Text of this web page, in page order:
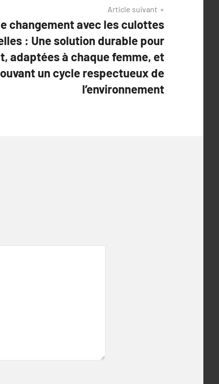
Article suivant
changement avec les culottes
: Une solution durable pour
adaptées à chaque femme, et
un cycle respectueux de
l’environnement